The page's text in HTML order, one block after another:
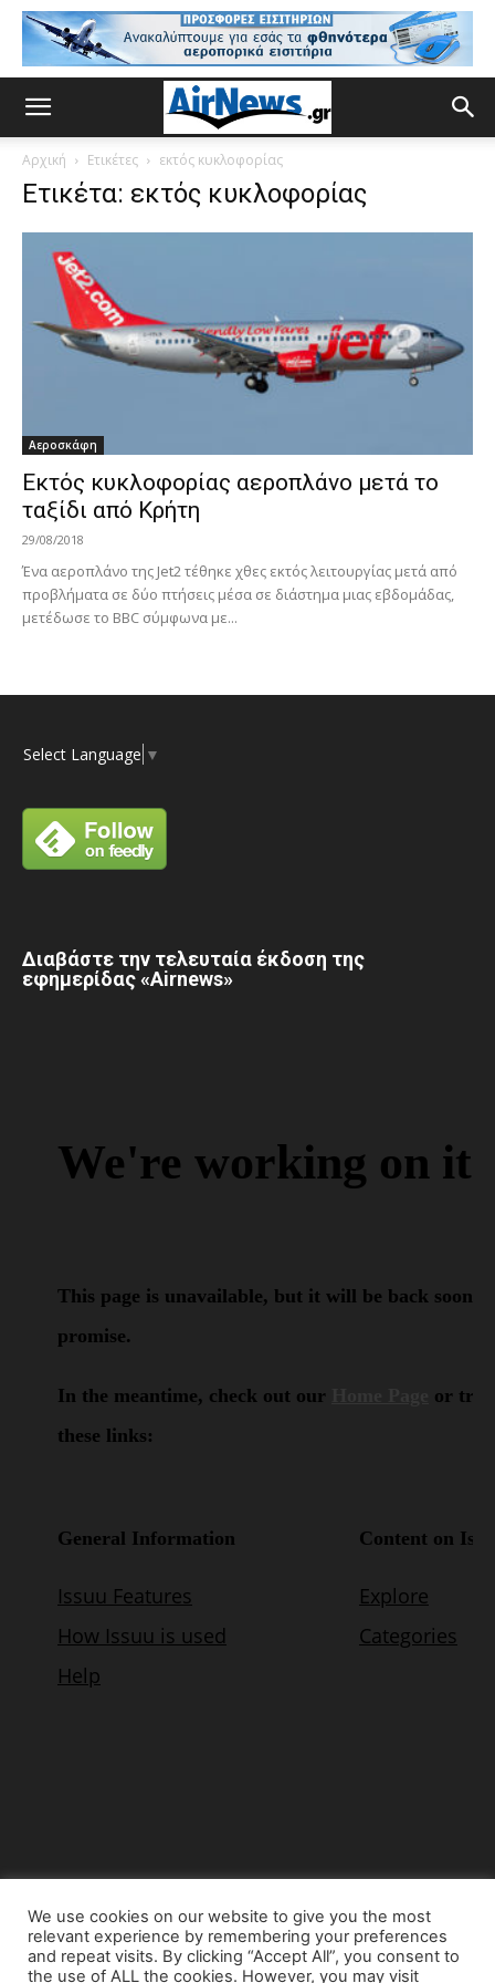
Αρχική Ετικέτες εκτός κυκλοφορίας
Ετικέτα: εκτός κυκλοφορίας
Αεροσκάφη
Εκτός κυκλοφορίας αεροπλάνο μετά το
ταξίδι από Κρήτη
29/08/2018
Ένα αεροπλάνο της Jet2 τέθηκε χθες εκτός λειτουργίας μετά από
προβλήματα σε δύο πτήσεις μέσα σε διάστημα μιας εβδομάδας,
μετέδωσε το BBC σύμφωνα με...
Select Language ▼
Διαβάστε την τελευταία έκδοση της
εφημερίδας «Airnews»
© Copyright 2015 - www.airnews.gr
We use cookies on our website to give you the most
relevant experience by remembering your preferences
and repeat visits. By clicking “Accept All”, you consent to
the use of ALL the cookies. However, you may visit